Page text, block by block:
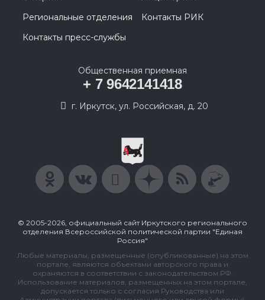
Региональные отделения
Контакты РИК
Контакты пресс-службы
Общественная приемная
+ 7 9642141418
г. Иркутск, ул. Российская, д. 20
© 2005-2026, официальный сайт Иркутского регионального
отделения Всероссийской политической партии "Единая
Россия"
Любые материалы, размещенные (опубликованные) на этом
портале, являются объектами авторского права и
охраняются в соответствии с законодательством РФ.
Использование материалов, размещенных на этом портале,
допускается только с согласия Руководства или